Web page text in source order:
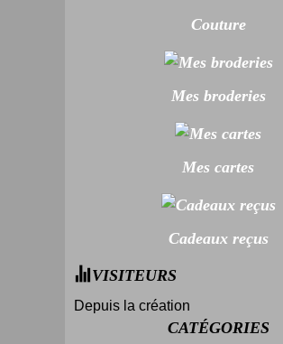
Couture
Mes broderies
Mes cartes
Cadeaux reçus
VISITEURS
Depuis la création
CATÉGORIES